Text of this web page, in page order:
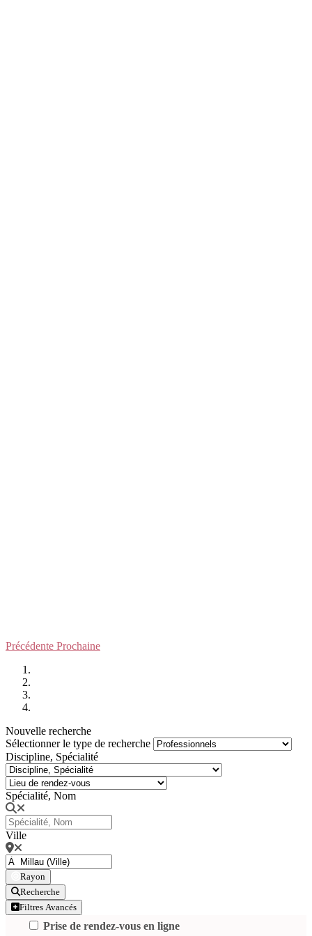
Précédente Prochaine
Nouvelle recherche
Sélectionner le type de recherche
Discipline, Spécialité
Spécialité, Nom
Ville
Rayon
Recherche
Filtres Avancés
Prise de rendez-vous en ligne